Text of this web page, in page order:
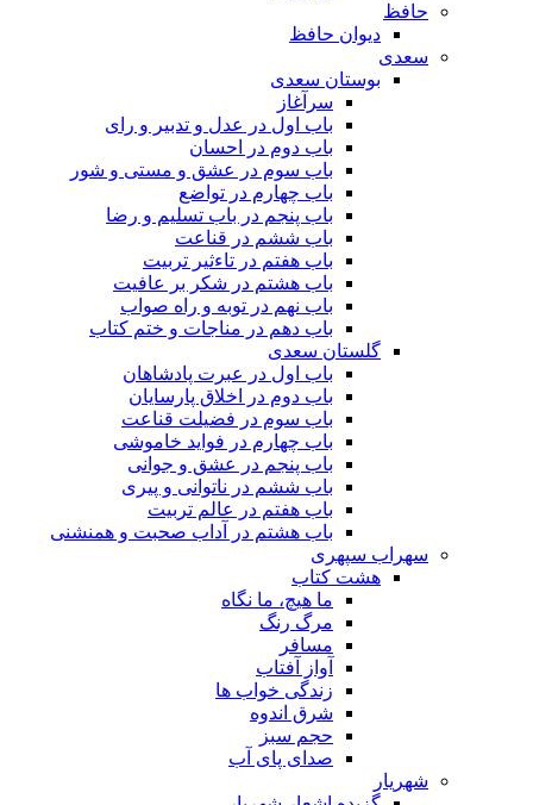
حافظ
دیوان حافظ
سعدی
بوستان سعدی
سرآغاز
باب اول در عدل و تدبیر و رای
باب دوم در احسان
باب سوم در عشق و مستی و شور
باب چهارم در تواضع
باب پنجم در باب تسلیم و رضا
باب ششم در قناعت
باب هفتم در تاءثیر تربیت
باب هشتم در شکر بر عافیت
باب نهم در توبه و راه صواب
باب دهم در مناجات و ختم کتاب
گلستان سعدی
باب اول در عبرت پادشاهان
باب دوم در اخلاق پارسایان
باب سوم در فضیلت قناعت
باب چهارم در فواید خاموشى
باب پنجم در عشق و جوانى
باب ششم در ناتوانى و پیرى
باب هفتم در عالم تربیت
باب هشتم در آداب صحبت و همنشنى
سهراب سپهری
هشت کتاب
ما هیچ، ما نگاه
مرگ رنگ
مسافر
آواز آفتاب
زندگی خواب ها
شرق اندوه
حجم سبز
صدای پای آب
شهریار